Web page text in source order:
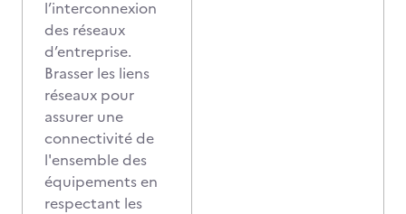
l’interconnexion
des réseaux
d’entreprise.
Brasser les liens
réseaux pour
assurer une
connectivité de
l'ensemble des
équipements en
respectant les